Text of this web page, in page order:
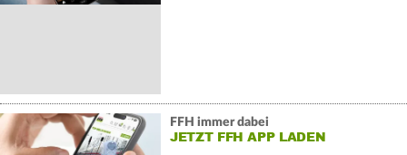
FFH immer dabei
JETZT FFH APP LADEN